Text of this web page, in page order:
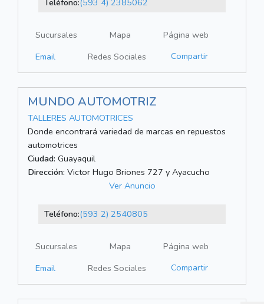
Sucursales Mapa
Página web
Email
Redes Sociales Compartir
MUNDO AUTOMOTRIZ
TALLERES AUTOMOTRICES
Donde encontrará variedad de marcas en repuestos
automotrices
Ciudad: Guayaquil
Dirección: Victor Hugo Briones 727 y Ayacucho
Ver Anuncio
Teléfono:(593 2) 2540805
Sucursales Mapa
Página web
Email
Redes Sociales Compartir